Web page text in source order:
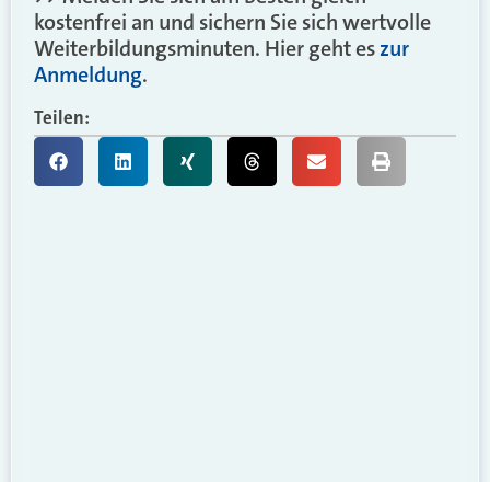
kostenfrei an und sichern Sie sich wertvolle
Weiterbildungsminuten. Hier geht eszur
Anmeldung.
Teilen: